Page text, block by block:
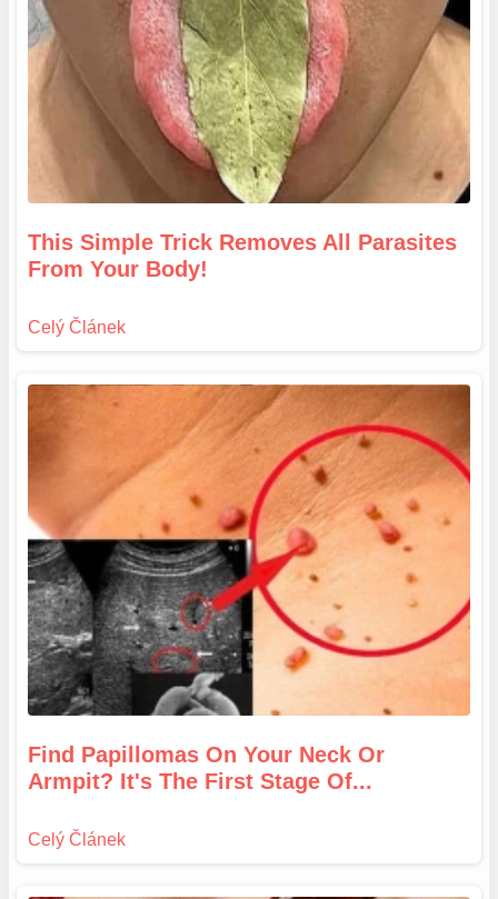
This Simple Trick Removes All Parasites
From Your Body!
Find Papillomas On Your Neck Or
Armpit? It's The First Stage Of...